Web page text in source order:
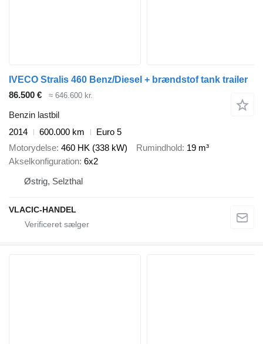
IVECO Stralis 460 Benz/Diesel + brændstof tank trailer
86.500 €
≈ 646.600 kr.
Benzin lastbil
2014
600.000 km
Euro 5
Motorydelse 460 HK (338 kW) Rumindhold 19 m³
Akselkonfiguration 6x2
Østrig, Selzthal
VLACIC-HANDEL